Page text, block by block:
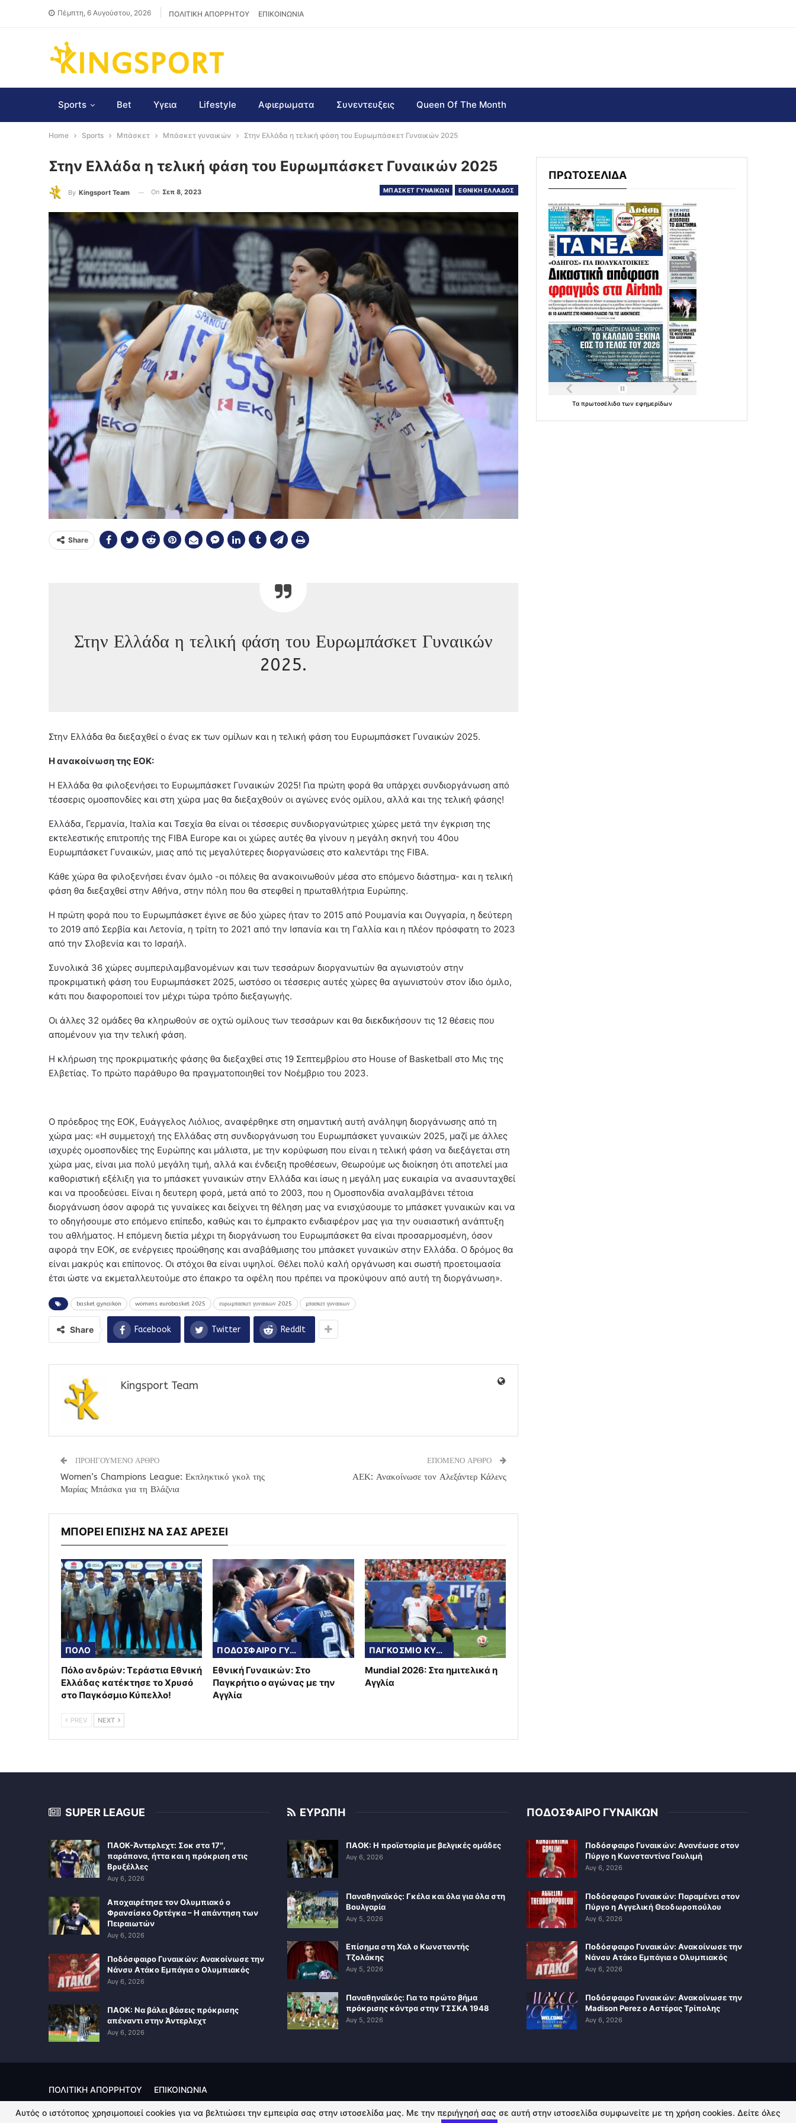
Πέμπτη, 6 Αυγούστου, 2026 ΠΟΛΙΤΙΚΗ ΑΠΟΡΡΗΤΟΥ ΕΠΙΚΟΙΝΩΝΙΑ
Sports Bet Υγεια Lifestyle Αφιερωματα Συνεντευξεις Queen Of The Month
Home Sports Μπάσκετ Μπάσκετ γυναικών Στην Ελλάδα η τελική φάση του Ευρωμπάσκετ Γυναικών 2025
Στην Ελλάδα η τελική φάση του Ευρωμπάσκετ Γυναικών 2025
ΜΠΑΣΚΕΤ ΓΥΝΑΙΚΩΝ ΕΘΝΙΚΗ ΕΛΛΑΔΟΣ
By Kingsport Team On Σεπ 8, 2023
Share
Στην Ελλάδα η τελική φάση του Ευρωμπάσκετ Γυναικών
2025.
Στην Ελλάδα θα διεξαχθεί ο ένας εκ των ομίλων και η τελική φάση του Ευρωμπάσκετ Γυναικών 2025.
Η ανακοίνωση της ΕΟΚ:
Η Ελλάδα θα φιλοξενήσει το Ευρωμπάσκετ Γυναικών 2025! Για πρώτη φορά θα υπάρχει συνδιοργάνωση από
τέσσερις ομοσπονδίες και στη χώρα μας θα διεξαχθούν οι αγώνες ενός ομίλου, αλλά και της τελική φάσης!
Ελλάδα, Γερμανία, Ιταλία και Τσεχία θα είναι οι τέσσερις συνδιοργανώτριες χώρες μετά την έγκριση της
εκτελεστικής επιτροπής της FIBA Europe και οι χώρες αυτές θα γίνουν η μεγάλη σκηνή του 40ου
Ευρωμπάσκετ Γυναικών, μιας από τις μεγαλύτερες διοργανώσεις στο καλεντάρι της FIBA.
Κάθε χώρα θα φιλοξενήσει έναν όμιλο -οι πόλεις θα ανακοινωθούν μέσα στο επόμενο διάστημα- και η τελική
φάση θα διεξαχθεί στην Αθήνα, στην πόλη που θα στεφθεί η πρωταθλήτρια Ευρώπης.
Η πρώτη φορά που το Ευρωμπάσκετ έγινε σε δύο χώρες ήταν το 2015 από Ρουμανία και Ουγγαρία, η δεύτερη
το 2019 από Σερβία και Λετονία, η τρίτη το 2021 από την Ισπανία και τη Γαλλία και η πλέον πρόσφατη το 2023
από την Σλοβενία και το Ισραήλ.
Συνολικά 36 χώρες συμπεριλαμβανομένων και των τεσσάρων διοργανωτών θα αγωνιστούν στην
προκριματική φάση του Ευρωμπάσκετ 2025, ωστόσο οι τέσσερις αυτές χώρες θα αγωνιστούν στον ίδιο όμιλο,
κάτι που διαφοροποιεί τον μέχρι τώρα τρόπο διεξαγωγής.
Οι άλλες 32 ομάδες θα κληρωθούν σε οχτώ ομίλους των τεσσάρων και θα διεκδικήσουν τις 12 θέσεις που
απομένουν για την τελική φάση.
Η κλήρωση της προκριματικής φάσης θα διεξαχθεί στις 19 Σεπτεμβρίου στο House of Basketball στο Μις της
Ελβετίας. Το πρώτο παράθυρο θα πραγματοποιηθεί τον Νοέμβριο του 2023.
Ο πρόεδρος της ΕΟΚ, Ευάγγελος Λιόλιος, αναφέρθηκε στη σημαντική αυτή ανάληψη διοργάνωσης από τη
χώρα μας: «Η συμμετοχή της Ελλάδας στη συνδιοργάνωση του Ευρωμπάσκετ γυναικών 2025, μαζί με άλλες
ισχυρές ομοσπονδίες της Ευρώπης και μάλιστα, με την κορύφωση που είναι η τελική φάση να διεξάγεται στη
χώρα μας, είναι μια πολύ μεγάλη τιμή, αλλά και ένδειξη προθέσεων, Θεωρούμε ως διοίκηση ότι αποτελεί μια
καθοριστική εξέλιξη για το μπάσκετ γυναικών στην Ελλάδα και ίσως η μεγάλη μας ευκαιρία να ανασυνταχθεί
και να προοδεύσει. Είναι η δευτερη φορά, μετά από το 2003, που η Ομοσπονδία αναλαμβάνει τέτοια
διοργάνωση όσον αφορά τις γυναίκες και δείχνει τη θέληση μας να ενισχύσουμε το μπάσκετ γυναικών και να
το οδηγήσουμε στο επόμενο επίπεδο, καθώς και το έμπρακτο ενδιαφέρον μας για την ουσιαστική ανάπτυξη
του αθλήματος. Η επόμενη διετία μέχρι τη διοργάνωση του Ευρωμπάσκετ θα είναι προσαρμοσμένη, όσον
αφορά την ΕΟΚ, σε ενέργειες προώθησης και αναβάθμισης του μπάσκετ γυναικών στην Ελλάδα. Ο δρόμος θα
είναι μακρύς και επίπονος. Οι στόχοι θα είναι υψηλοί. Θέλει πολύ καλή οργάνωση και σωστή προετοιμασία
έτσι ώστε να εκμεταλλευτούμε στο έπακρο τα οφέλη που πρέπει να προκύψουν από αυτή τη διοργάνωση».
basket gynaikon womens eurobasket 2025 ευρωμπασκετ γυναικων 2025 μπασκετ γυναικων
Share Facebook Twitter ReddIt
Kingsport Team
ΠΡΟΗΓΟΥΜΕΝΟ ΑΡΘΡΟ
Women’s Champions League: Εκπληκτικό γκολ της
Μαρίας Μπάσκα για τη Βλάζνια
ΕΠΟΜΕΝΟ ΑΡΘΡΟ
ΑΕΚ: Ανακοίνωσε τον Αλεξάντερ Κάλενς
ΜΠΟΡΕΙ ΕΠΙΣΗΣ ΝΑ ΣΑΣ ΑΡΕΣΕΙ
ΠΟΛΟ
Πόλο ανδρών: Τεράστια Εθνική
Ελλάδας κατέκτησε το Χρυσό
στο Παγκόσμιο Κύπελλο!
ΠΟΔΟΣΦΑΙΡΟ ΓΥΝΑΙΚΩΝ
Εθνική Γυναικών: Στο
Παγκρήτιο ο αγώνας με την
Αγγλία
ΠΑΓΚΟΣΜΙΟ ΚΥΠΕΛΛΟ
Mundial 2026: Στα ημιτελικά η
Αγγλία
PREV NEXT
ΠΡΩΤΟΣΕΛΙΔΑ
Ταπρωτοσέλιδατωνεφημερίδων
SUPER LEAGUE
ΠΑΟΚ-Άντερλεχτ: Σοκ στα 17″,
παράπονα, ήττα και η πρόκριση στις
Βρυξέλλες
Αυγ 6, 2026
Αποχαιρέτησε τον Ολυμπιακό ο
Φρανσίσκο Ορτέγκα – Η απάντηση των
Πειραιωτών
Αυγ 6, 2026
Ποδόσφαιρο Γυναικών: Ανακοίνωσε την
Νάνσυ Ατάκο Εμπάγια ο Ολυμπιακός
Αυγ 6, 2026
ΠΑΟΚ: Να βάλει βάσεις πρόκρισης
απέναντι στην Άντερλεχτ
Αυγ 6, 2026
ΕΥΡΩΠΗ
ΠΑΟΚ: Η προϊστορία με βελγικές ομάδες
Αυγ 6, 2026
Παναθηναϊκός: Γκέλα και όλα για όλα στη
Βουλγαρία
Αυγ 5, 2026
Επίσημα στη Χαλ ο Κωνσταντής
Τζολάκης
Αυγ 5, 2026
Παναθηναϊκός: Για το πρώτο βήμα
πρόκρισης κόντρα στην ΤΣΣΚΑ 1948
Αυγ 5, 2026
ΠΟΔΟΣΦΑΙΡΟ ΓΥΝΑΙΚΩΝ
Ποδόσφαιρο Γυναικών: Ανανέωσε στον
Πύργο η Κωνσταντίνα Γουλιμή
Αυγ 6, 2026
Ποδόσφαιρο Γυναικών: Παραμένει στον
Πύργο η Αγγελική Θεοδωροπούλου
Αυγ 6, 2026
Ποδόσφαιρο Γυναικών: Ανακοίνωσε την
Νάνσυ Ατάκο Εμπάγια ο Ολυμπιακός
Αυγ 6, 2026
Ποδόσφαιρο Γυναικών: Ανακοίνωσε την
Madison Perez ο Αστέρας Τρίπολης
Αυγ 6, 2026
ΠΟΛΙΤΙΚΗ ΑΠΟΡΡΗΤΟΥ ΕΠΙΚΟΙΝΩΝΙΑ
© 2026 - Kingsport.gr. All Rights Reserved.
Αυτός ο ιστότοπος χρησιμοποιεί cookies για να βελτιώσει την εμπειρία σας στην ιστοσελίδα μας. Με την περιήγησή σας σε αυτή στην ιστοσελίδα συμφωνείτε με τη χρήση cookies. Δείτε όλες